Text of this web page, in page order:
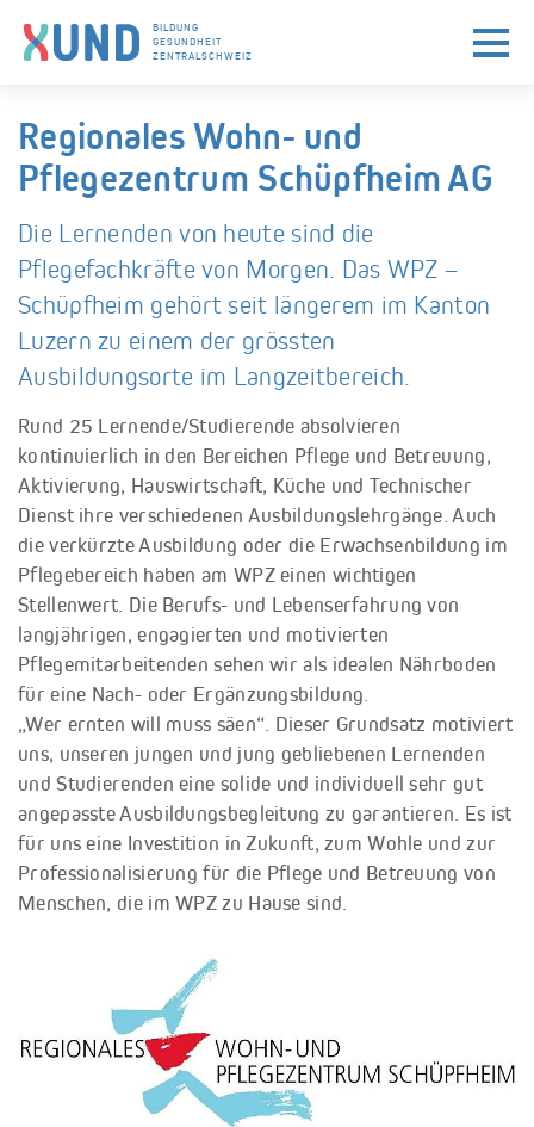
BILDUNG
GESUNDHEIT
ZENTRALSCHWEIZ
Regionales Wohn- und
Pflegezentrum Schüpfheim AG
Die Lernenden von heute sind die
Pflegefachkräfte von Morgen. Das WPZ –
Schüpfheim gehört seit längerem im Kanton
Luzern zu einem der grössten
Ausbildungsorte im Langzeitbereich.
Rund 25 Lernende/Studierende absolvieren
kontinuierlich in den Bereichen Pflege und Betreuung,
Aktivierung, Hauswirtschaft, Küche und Technischer
Dienst ihre verschiedenen Ausbildungslehrgänge. Auch
die verkürzte Ausbildung oder die Erwachsenbildung im
Pflegebereich haben am WPZ einen wichtigen
Stellenwert. Die Berufs- und Lebenserfahrung von
langjährigen, engagierten und motivierten
Pflegemitarbeitenden sehen wir als idealen Nährboden
für eine Nach- oder Ergänzungsbildung.
„Wer ernten will muss säen“. Dieser Grundsatz motiviert
uns, unseren jungen und jung gebliebenen Lernenden
und Studierenden eine solide und individuell sehr gut
angepasste Ausbildungsbegleitung zu garantieren. Es ist
für uns eine Investition in Zukunft, zum Wohle und zur
Professionalisierung für die Pflege und Betreuung von
Menschen, die im WPZ zu Hause sind.